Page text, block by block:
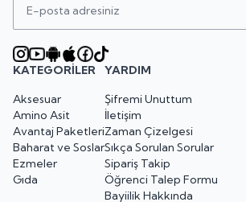
KATEGORILER
Aksesuar
Amino Asit
Avantaj Paketleri
Baharat ve Soslar
Ezmeler
Gıda
YARDIM
Şifremi Unuttum
İletişim
Zaman Çizelgesi
Sıkça Sorulan Sorular
Sipariş Takip
Öğrenci Talep Formu
Bayiilik Hakkında